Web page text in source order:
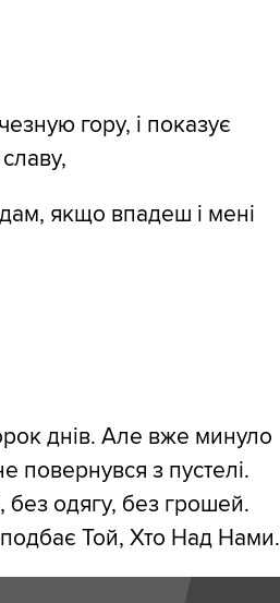
гору, і показує
якщо впадеш і мені
днів. Але вже минуло
повернувся з пустелі.
без одягу, без грошей.
Той, Хто Над Нами.